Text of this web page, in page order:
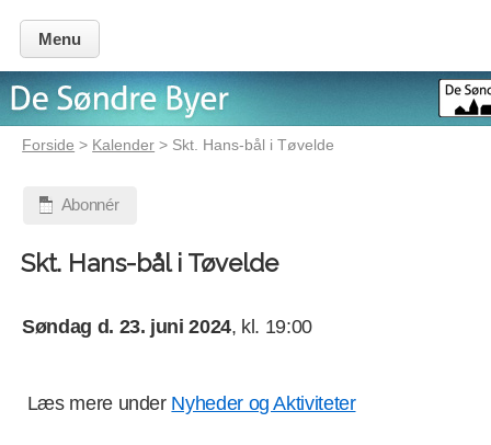
Menu
Forside > Kalender > Skt. Hans-bål i Tøvelde
Abonnér
Skt. Hans-bål i Tøvelde
Søndag d. 23. juni 2024, kl. 19:00
Læs mere under Nyheder og Aktiviteter